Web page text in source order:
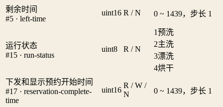
剩余时间
#5 · left-time
uint16 R / N 0 ~ 1439，步长 1
运行状态
#15 · run-status
uint8 R / N
1预洗
2主洗
3漂洗
4烘干
下发和显示预约开始时间
#17 · reservation-complete-
time
uint16
R / W /
N
0 ~ 1439，步长 1